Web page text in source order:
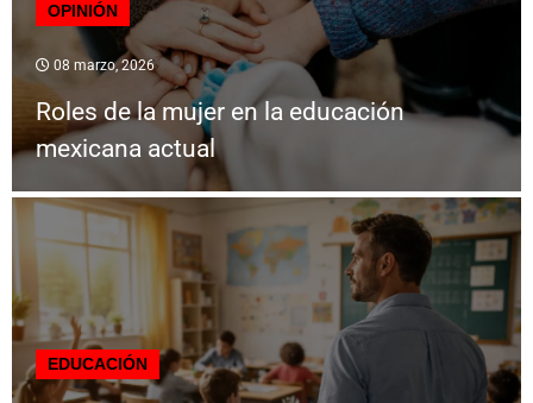
OPINIÓN
08 marzo, 2026
Roles de la mujer en la educación
mexicana actual
EDUCACIÓN